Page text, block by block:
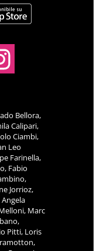
Bellora,
Calipari,
Ciambi,
Leo
Farinella,
Fabio
Jorrioz,
Marc
Pitti, Loris